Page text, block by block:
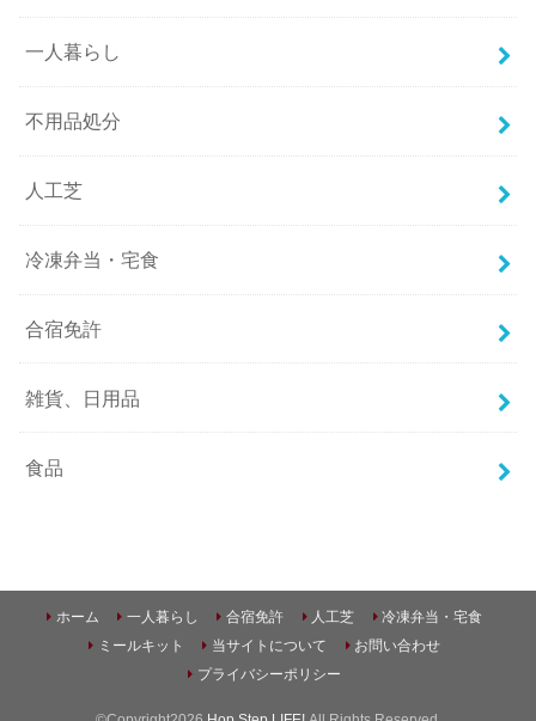
一人暮らし
不用品処分
人工芝
冷凍弁当・宅食
合宿免許
雑貨、日用品
食品
ホーム 一人暮らし 合宿免許 人工芝
冷凍弁当・宅食
ミールキット
当サイトについて
お問い合わせ
プライバシーポリシー